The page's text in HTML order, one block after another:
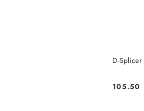
D-
Cena:
105.50